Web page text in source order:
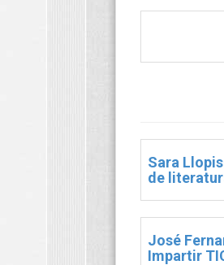
Sara
de
José
Impartir